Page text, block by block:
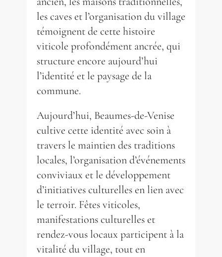
les caves et l’organisation du village
témoignent de cette histoire
viticole profondément ancrée, qui
structure encore aujourd’hui
l’identité et le paysage de la
commune.
Aujourd’hui, Beaumes-de-Venise
cultive cette identité avec soin à
travers le maintien des traditions
locales, l’organisation d’événements
conviviaux et le développement
d’initiatives culturelles en lien avec
le terroir. Fêtes viticoles,
manifestations culturelles et
rendez-vous locaux participent à la
vitalité du village, tout en